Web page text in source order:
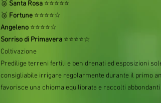
🥈 Santa Rosa ⭐⭐⭐⭐⭐
🥉 Fortune ⭐⭐⭐⭐☆
Angeleno ⭐⭐⭐⭐☆
Sorriso di Primavera ⭐⭐⭐⭐☆
Coltivazione
Predilige terreni fertili e ben drenati ed esposizioni
consigliabile irrigare regolarmente durante il primo
favorisce una chioma equilibrata e raccolti abbondanti